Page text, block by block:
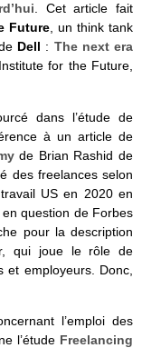
. Cet article fait
Future, un think tank
Dell : The next era
for the Future,
dans l’étude de
à un article de
de Brian Rashid de
des freelances selon
US en 2020 en
question de Forbes
pour la description
qui joue le rôle de
et employeurs. Donc,
l’emploi des
l’étude Freelancing